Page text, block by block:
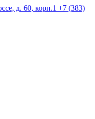
д. 60, корп.1 +7 (383)